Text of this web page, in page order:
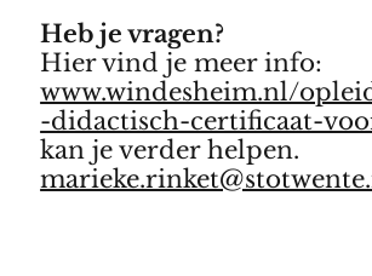
Heb je vragen?
Hier vind je meer info:
www.windesheim.nl/
-didactisch-certificaat-
kan je verder helpen.